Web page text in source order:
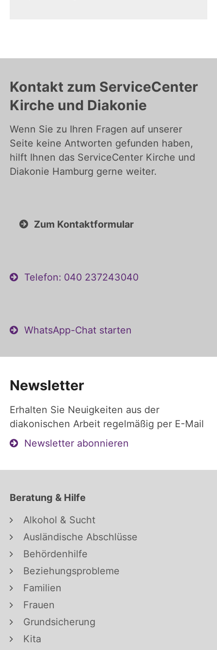
Kontakt zum ServiceCenter
Kirche und Diakonie
Wenn Sie zu Ihren Fragen auf unserer
Seite keine Antworten gefunden haben,
hilft Ihnen das ServiceCenter Kirche und
Diakonie Hamburg gerne weiter.
Zum Kontaktformular
Telefon: 040 237243040
WhatsApp-Chat starten
Newsletter
Erhalten Sie Neuigkeiten aus der
diakonischen Arbeit regelmäßig per E-Mail
Newsletter abonnieren
Beratung & Hilfe
Alkohol & Sucht
Ausländische Abschlüsse
Behördenhilfe
Beziehungsprobleme
Familien
Frauen
Grundsicherung
Kita